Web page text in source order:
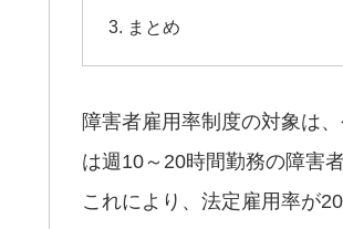
まとめ
障害者雇用率制度の対象は
は週10～20時間勤務の障害
これにより、法定雇用率が